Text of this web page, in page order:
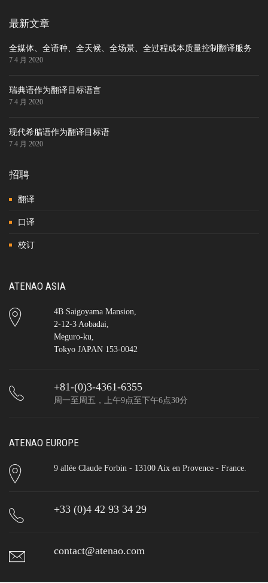
最新文章
全媒体、全语种、全天候、全场景、全过程成本质量控制翻译服务
7 4 月 2020
瑞典语作为翻译目标语言
7 4 月 2020
现代希腊语作为翻译目标语
7 4 月 2020
招聘
翻译
口译
校订
ATENAO ASIA
4B Saigoyama Mansion,
2-12-3 Aobadai,
Meguro-ku,
Tokyo JAPAN 153-0042
+81-(0)3-4361-6355
周一至周五，上午9点至下午6点30分
ATENAO EUROPE
9 allée Claude Forbin - 13100 Aix en Provence - France.
+33 (0)4 42 93 34 29
contact@atenao.com